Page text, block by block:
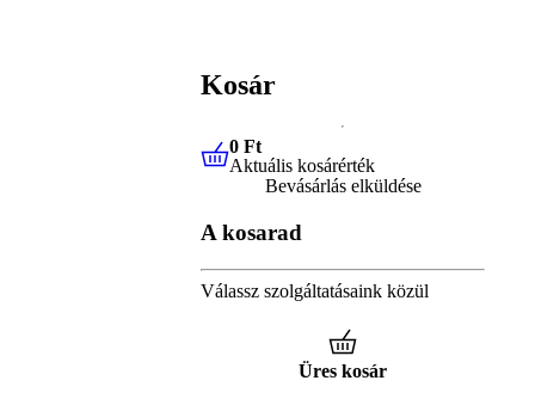
Kosár
0 FtAktuális kosárérték
0 Ft
Aktuális kosárérték
Bevásárlás elküldése
A kosarad
Válassz szolgáltatásaink közül
Üres kosár